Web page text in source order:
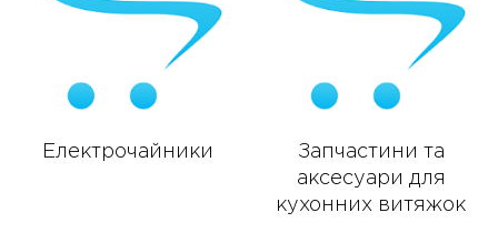
Електрочайники
Запчастини та
аксесуари для
кухонних витяжок